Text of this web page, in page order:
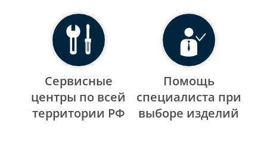
Сервисные
центры по всей
территории РФ
Помощь
специалиста при
выборе изделий